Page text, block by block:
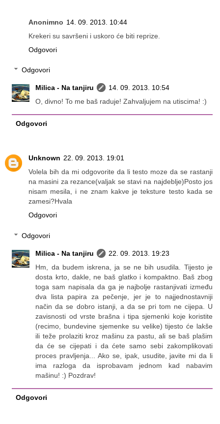
Anonimno 14. 09. 2013. 10:44
Krekeri su savršeni i uskoro će biti reprize.
Odgovori
Odgovori
Milica - Na tanjiru
14. 09. 2013. 10:54
O, divno! To me baš raduje! Zahvaljujem na utiscima! :)
Odgovori
Unknown 22. 09. 2013. 19:01
Volela bih da mi odgovorite da li testo moze da se rastanji
na masini za rezance(valjak se stavi na najdeblje)Posto jos
nisam mesila, i ne znam kakve je teksture testo kada se
zamesi?Hvala
Odgovori
Odgovori
Milica - Na tanjiru
22. 09. 2013. 19:23
Hm, da budem iskrena, ja se ne bih usudila. Tijesto je
dosta krto, dakle, ne baš glatko i kompaktno. Baš zbog
toga sam napisala da ga je najbolje rastanjivati između
dva lista papira za pečenje, jer je to najjednostavniji
način da se dobro istanji, a da se pri tom ne cijepa. U
zavisnosti od vrste brašna i tipa sjemenki koje koristite
(recimo, bundevine sjemenke su velike) tijesto će lakše
ili teže prolaziti kroz mašinu za pastu, ali se baš plašim
da će se cijepati i da ćete samo sebi zakomplikovati
proces pravljenja... Ako se, ipak, usudite, javite mi da li
ima razloga da isprobavam jednom kad nabavim
mašinu! :) Pozdrav!
Odgovori